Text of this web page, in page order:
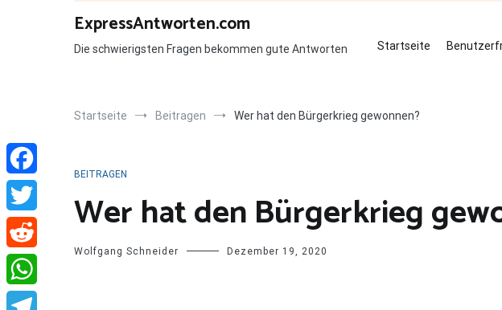
ExpressAntworten.com
Die schwierigsten Fragen bekommen gute Antworten Startseite
Startseite Beitragen Wer hat den Bürgerkrieg gewonnen?
BEITRAGEN
Wer hat den Bürgerkrieg
Wolfgang Schneider Dezember 19, 2020
Facebook
Twitter
Reddit
WhatsApp